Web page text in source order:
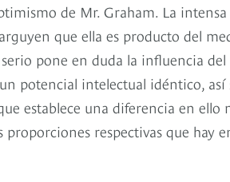
de Mr. Graham. La intensa
que ella es producto del
pone en duda la influencia del
potencial intelectual idéntico, así
establece una diferencia en ello
proporciones respectivas que hay